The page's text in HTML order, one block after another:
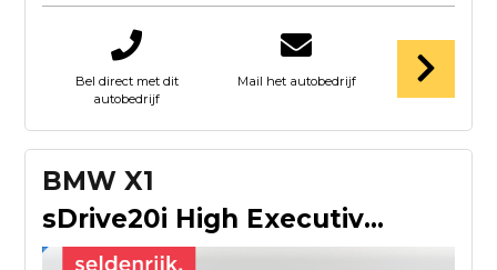
Bel direct met dit
autobedrijf
Mail het autobedrijf
BMW X1
sDrive20i High Executive | Alcantara | Stoelverwarming | Ada